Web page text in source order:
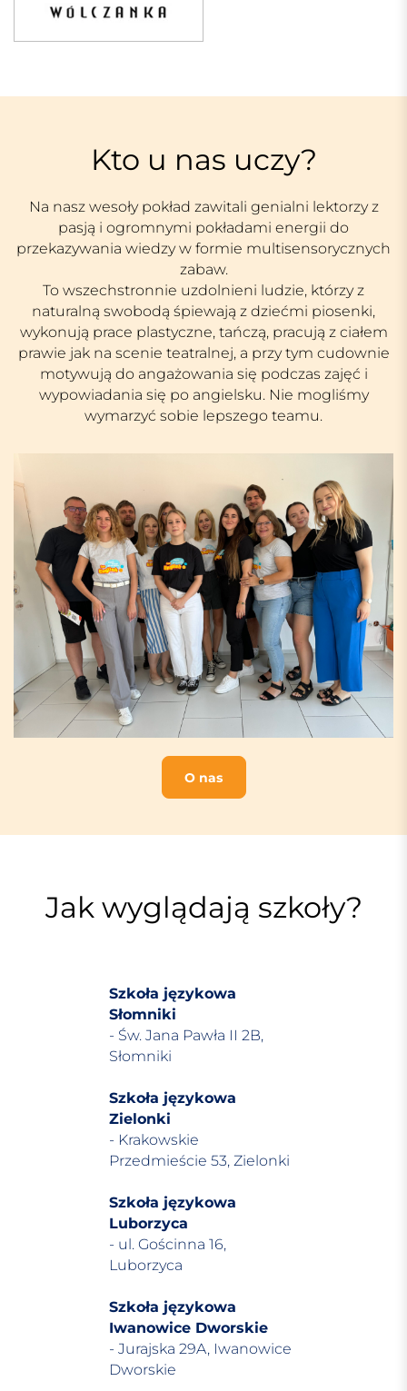
Kto u nas uczy?
Na nasz wesoły pokład zawitali genialni lektorzy z
pasją i ogromnymi pokładami energii do
przekazywania wiedzy w formie multisensorycznych
zabaw.
To wszechstronnie uzdolnieni ludzie, którzy z
naturalną swobodą śpiewają z dziećmi piosenki,
wykonują prace plastyczne, tańczą, pracują z ciałem
prawie jak na scenie teatralnej, a przy tym cudownie
motywują do angażowania się podczas zajęć i
wypowiadania się po angielsku. Nie mogliśmy
wymarzyć sobie lepszego teamu.
O nas
Jak wyglądają szkoły?
Szkoła językowa
Słomniki
- Św. Jana Pawła II 2B,
Słomniki
Szkoła językowa
Zielonki
- Krakowskie
Przedmieście 53, Zielonki
Szkoła językowa
Luborzyca
- ul. Gościnna 16,
Luborzyca
Szkoła językowa
Iwanowice Dworskie
- Jurajska 29A, Iwanowice
Dworskie